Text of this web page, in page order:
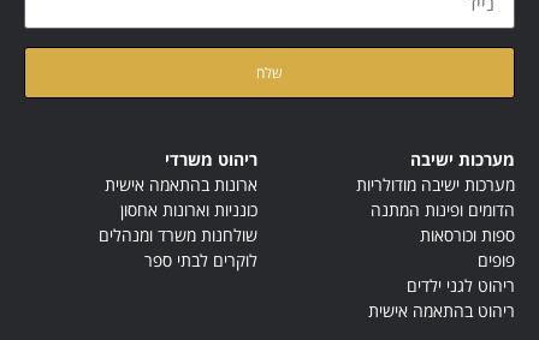
מערכות ישיבה
מערכות ישיבה מודולריות
הדומים ופינות המתנה
ספות וכורסאות
פופים
ריהוט לגני ילדים
ריהוט בהתאמה אישית
ריהוט משרדי
ארונות בהתאמה אישית
כונניות וארונות אחסון
שולחנות משרד ומנהלים
לוקרים לבתי ספר